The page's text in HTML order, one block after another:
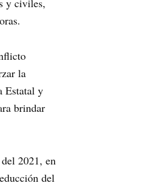
y civiles,
la
Estatal y
brindar
2021, en
del